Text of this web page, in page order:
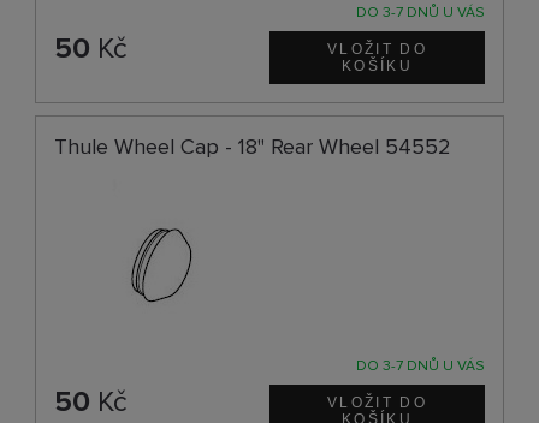
DO 3-7 DNŮ U VÁS
50 Kč
Thule Wheel Cap - 18" Rear Wheel 54552
DO 3-7 DNŮ U VÁS
50 Kč